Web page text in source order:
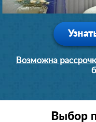
Возможна
Выбор